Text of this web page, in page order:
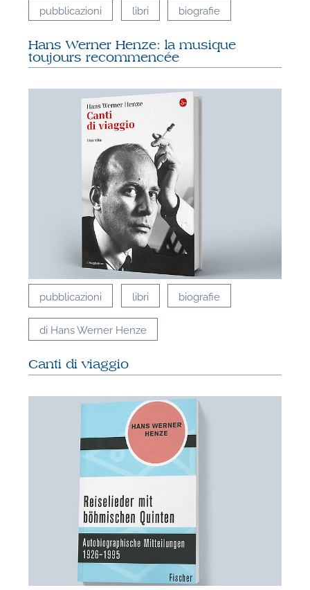
pubblicazioni libri biografie
Hans Werner Henze: la musique
toujours recommencée
pubblicazioni libri biografie
di Hans Werner Henze
Canti di viaggio